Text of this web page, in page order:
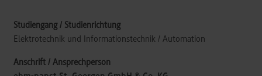
Elektrotechnik und Informationstechnik / Automation